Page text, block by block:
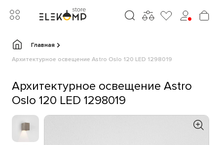
Главная
Архитектурное освещение Astro Oslo 120 LED 1298019
Архитектурное освещение Astro
Oslo 120 LED 1298019